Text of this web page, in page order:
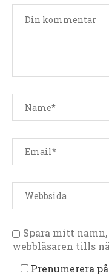
Spara mitt
webbläsaren tills
Prenumerera